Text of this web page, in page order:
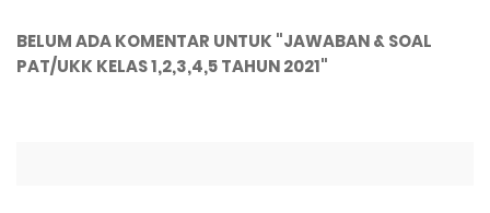
BELUM ADA KOMENTAR UNTUK "JAWABAN & SOAL
PAT/UKK KELAS 1,2,3,4,5 TAHUN 2021"